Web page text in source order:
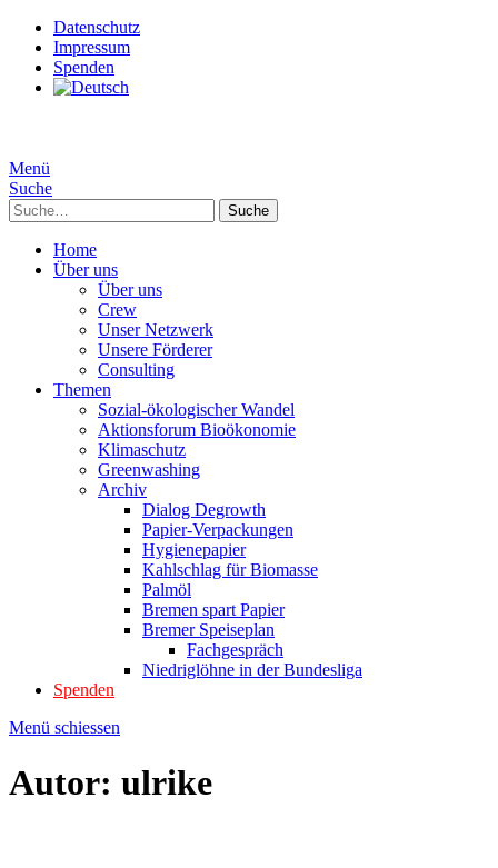
Datenschutz
Impressum
Spenden
Menü
Suche
Suche
Home
Über uns
Über uns
Crew
Unser Netzwerk
Unsere Förderer
Consulting
Themen
Sozial-ökologischer Wandel
Aktionsforum Bioökonomie
Klimaschutz
Greenwashing
Archiv
Dialog Degrowth
Papier-Verpackungen
Hygienepapier
Kahlschlag für Biomasse
Palmöl
Bremen spart Papier
Bremer Speiseplan
Fachgespräch
Niedriglöhne in der Bundesliga
Spenden
Menü schiessen
Autor: ulrike